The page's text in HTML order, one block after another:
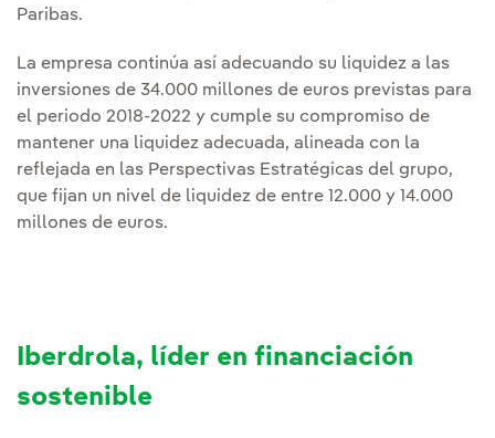
Paribas.
La empresa continúa así adecuando su liquidez a las
inversiones de 34.000 millones de euros previstas para
el periodo 2018-2022 y cumple su compromiso de
mantener una liquidez adecuada, alineada con la
reflejada en las Perspectivas Estratégicas del grupo,
que fijan un nivel de liquidez de entre 12.000 y 14.000
millones de euros.
Iberdrola, líder en financiación
sostenible